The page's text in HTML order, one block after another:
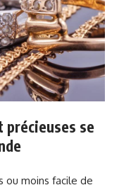
précieuses se
ou moins facile de